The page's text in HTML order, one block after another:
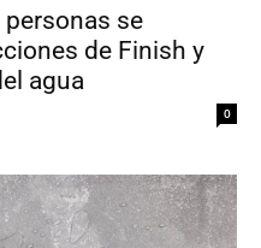
personas se
de Finish y
agua
0